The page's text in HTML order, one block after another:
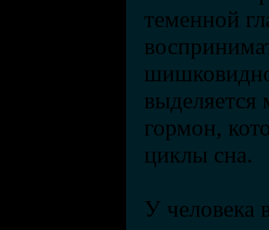
теменной
выделяется
гормон,
циклы сна.
У человека